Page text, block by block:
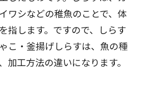
ワシなどの稚魚のことで、体
指します。ですので、しらす
こ・釜揚げしらすは、魚の種
加工方法の違いになります。